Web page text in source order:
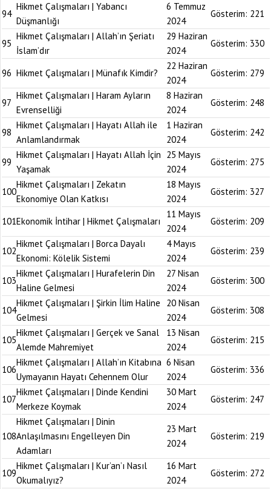
94
Hikmet Çalışmaları | Yabancı
Düşmanlığı
6 Temmuz
2024
Gösterim: 221
95
Hikmet Çalışmaları | Allah’ın Şeriatı
İslam’dır
29 Haziran
2024
Gösterim: 330
96 Hikmet Çalışmaları | Münafık Kimdir?
22 Haziran
2024
Gösterim: 279
97
Hikmet Çalışmaları | Haram Ayların
Evrenselliği
8 Haziran
2024
Gösterim: 248
98
Hikmet Çalışmaları | Hayatı Allah ile
Anlamlandırmak
1 Haziran
2024
Gösterim: 242
99
Hikmet Çalışmaları | Hayatı Allah İçin
Yaşamak
25 Mayıs
2024
Gösterim: 275
100
Hikmet Çalışmaları | Zekatın
Ekonomiye Olan Katkısı
18 Mayıs
2024
Gösterim: 327
101Ekonomik İntihar | Hikmet Çalışmaları
11 Mayıs
2024
Gösterim: 209
102
Hikmet Çalışmaları | Borca Dayalı
Ekonomi: Kölelik Sistemi
4 Mayıs
2024
Gösterim: 239
103
Hikmet Çalışmaları | Hurafelerin Din
Haline Gelmesi
27 Nisan
2024
Gösterim: 300
104
Hikmet Çalışmaları | Şirkin İlim Haline
Gelmesi
20 Nisan
2024
Gösterim: 308
105
Hikmet Çalışmaları | Gerçek ve Sanal
Alemde Mahremiyet
13 Nisan
2024
Gösterim: 215
106
Hikmet Çalışmaları | Allah’ın Kitabına
Uymayanın Hayatı Cehennem Olur
6 Nisan
2024
Gösterim: 336
107
Hikmet Çalışmaları | Dinde Kendini
Merkeze Koymak
30 Mart
2024
Gösterim: 247
108
Hikmet Çalışmaları | Dinin
Anlaşılmasını Engelleyen Din
Adamları
23 Mart
2024
Gösterim: 219
109
Hikmet Çalışmaları | Kur’an’ı Nasıl
Okumalıyız?
16 Mart
2024
Gösterim: 272